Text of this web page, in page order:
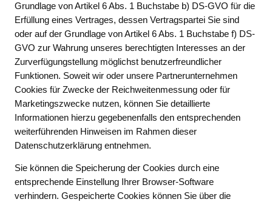
Grundlage von Artikel 6 Abs. 1 Buchstabe b) DS-GVO für die
Erfüllung eines Vertrages, dessen Vertragspartei Sie sind
oder auf der Grundlage von Artikel 6 Abs. 1 Buchstabe f) DS-
GVO zur Wahrung unseres berechtigten Interesses an der
Zurverfügungstellung möglichst benutzerfreundlicher
Funktionen. Soweit wir oder unsere Partnerunternehmen
Cookies für Zwecke der Reichweitenmessung oder für
Marketingszwecke nutzen, können Sie detaillierte
Informationen hierzu gegebenenfalls den entsprechenden
weiterführenden Hinweisen im Rahmen dieser
Datenschutzerklärung entnehmen.
Sie können die Speicherung der Cookies durch eine
entsprechende Einstellung Ihrer Browser-Software
verhindern. Gespeicherte Cookies können Sie über die